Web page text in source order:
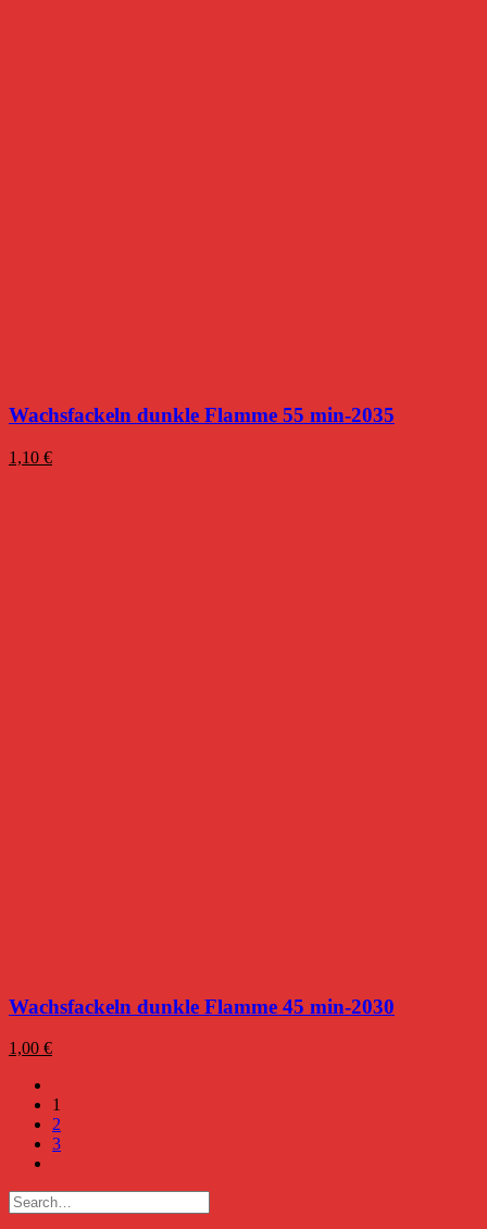
Wachsfackeln dunkle Flamme 55 min-2035
1,10 €
Wachsfackeln dunkle Flamme 45 min-2030
1,00 €
1
2
3